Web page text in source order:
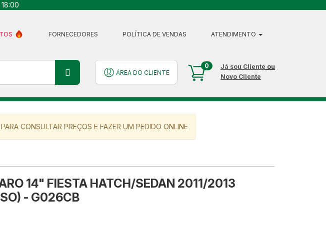
FORNECEDORES POLÍTICA DE VENDAS ATENDIMENTO
ÁREA DO CLIENTE
0 Já sou Cliente ou
Novo Cliente
CONSULTAR PREÇOS E FAZER UM PEDIDO ONLINE
14" FIESTA HATCH/SEDAN 2011/2013
- G026CB